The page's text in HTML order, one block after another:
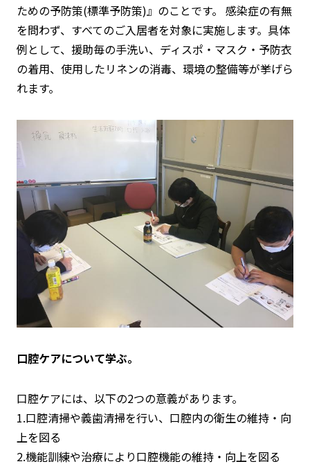
ための予防策(標準予防策)』のことです。 感染症の有無
を問わず、すべてのご入居者を対象に実施します。具体
例として、援助毎の手洗い、ディスポ・マスク・予防衣
の着用、使用したリネンの消毒、環境の整備等が挙げら
れます。
口腔ケアについて学ぶ。
口腔ケアには、以下の2つの意義があります。
1.口腔清掃や義歯清掃を行い、口腔内の衛生の維持・向
上を図る
2.機能訓練や治療により口腔機能の維持・向上を図る